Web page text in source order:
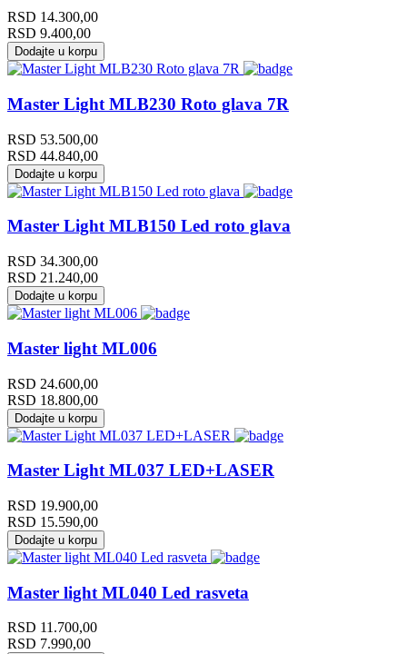
RSD 14.300,00
RSD 9.400,00
Dodajte u korpu
Master Light MLB230 Roto glava 7R
RSD 53.500,00
RSD 44.840,00
Dodajte u korpu
Master Light MLB150 Led roto glava
RSD 34.300,00
RSD 21.240,00
Dodajte u korpu
Master light ML006
RSD 24.600,00
RSD 18.800,00
Dodajte u korpu
Master Light ML037 LED+LASER
RSD 19.900,00
RSD 15.590,00
Dodajte u korpu
Master light ML040 Led rasveta
RSD 11.700,00
RSD 7.990,00